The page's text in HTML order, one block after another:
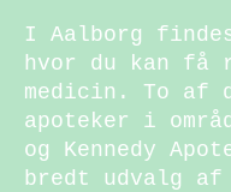
I Aalborg
hvor du kan få
medicin. To af
apoteker i
og Kennedy
bredt udvalg af